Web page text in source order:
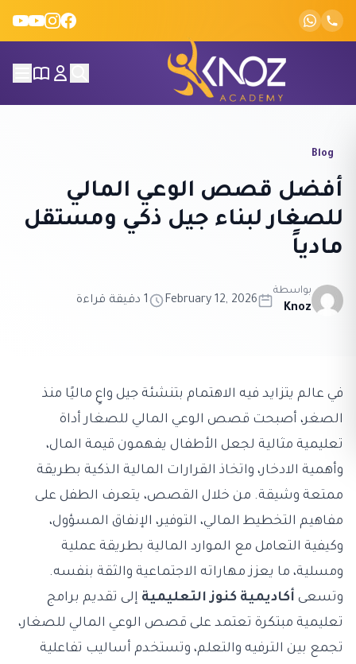
Skip to content
Blog
أفضل قصص الوعي المالي
للصغار لبناء جيل ذكي ومستقل
مادياً
بواسطة
Knoz
February 12, 2026 1 دقيقة قراءة
في عالم يتزايد فيه الاهتمام بتنشئة جيل واعٍ ماليًا منذ
الصغر، أصبحت قصص الوعي المالي للصغار أداة
تعليمية مثالية لجعل الأطفال يفهمون قيمة المال،
وأهمية الادخار، واتخاذ القرارات المالية الذكية بطريقة
ممتعة وشيقة. من خلال القصص، يتعرف الطفل على
مفاهيم التخطيط المالي، التوفير، الإنفاق المسؤول،
وكيفية التعامل مع الموارد المالية بطريقة عملية
ومسلية، ما يعزز مهاراته الاجتماعية والثقة بنفسه.
وتسعى أكاديمية كنوز التعليمية إلى تقديم برامج
تعليمية مبتكرة تعتمد على قصص الوعي المالي للصغار،
تجمع بين الترفيه والتعلم، وتستخدم أساليب تفاعلية